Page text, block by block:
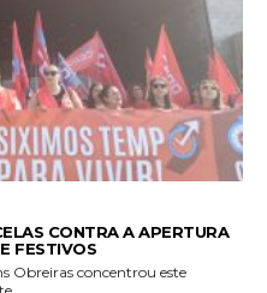
CONTRA A APERTURA
FESTIVOS
Obreiras concentrou este